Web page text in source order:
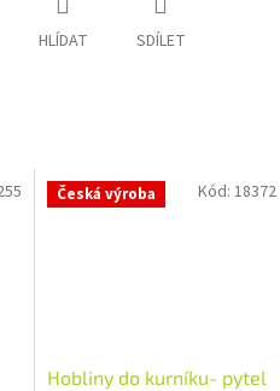
HLÍDAT SDÍLET
Česká výroba
Hobliny do kurníku- pytel
Kód: 18372